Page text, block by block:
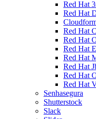
Red Hat
Red Hat
Red Hat
Red Hat
Red Hat
Red Hat
Red Hat
Red Hat
Red Hat
Senhasegura
Shutterstock
Slack